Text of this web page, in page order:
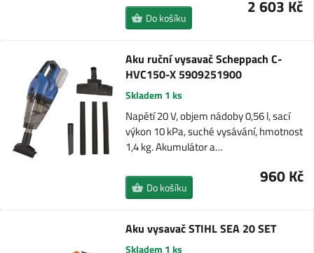
2 603 Kč
Do košíku
Aku ruční vysavač Scheppach C-
HVC150-X 5909251900
Skladem 1 ks
Napětí 20 V, objem nádoby 0,56 l, sací
výkon 10 kPa, suché vysávání, hmotnost
1,4 kg. Akumulátor a…
960 Kč
Do košíku
Aku vysavač STIHL SEA 20 SET
Skladem 1 ks